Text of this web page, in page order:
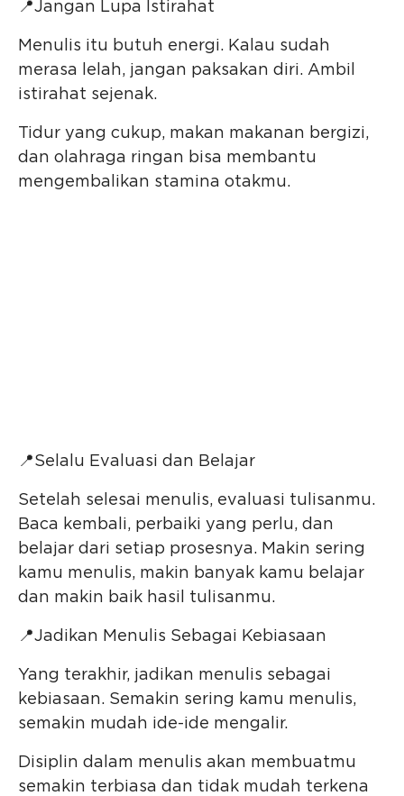
📍Jangan Lupa Istirahat
Menulis itu butuh energi. Kalau sudah
merasa lelah, jangan paksakan diri. Ambil
istirahat sejenak.
Tidur yang cukup, makan makanan bergizi,
dan olahraga ringan bisa membantu
mengembalikan stamina otakmu.
📍Selalu Evaluasi dan Belajar
Setelah selesai menulis, evaluasi tulisanmu.
Baca kembali, perbaiki yang perlu, dan
belajar dari setiap prosesnya. Makin sering
kamu menulis, makin banyak kamu belajar
dan makin baik hasil tulisanmu.
📍Jadikan Menulis Sebagai Kebiasaan
Yang terakhir, jadikan menulis sebagai
kebiasaan. Semakin sering kamu menulis,
semakin mudah ide-ide mengalir.
Disiplin dalam menulis akan membuatmu
semakin terbiasa dan tidak mudah terkena